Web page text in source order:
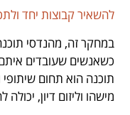
להשאיר קבוצות יחד
במחקר זה, מהנדסי
כשאנשים שעובדים
תוכנה הוא תחום
מישהו וליזום דיון,